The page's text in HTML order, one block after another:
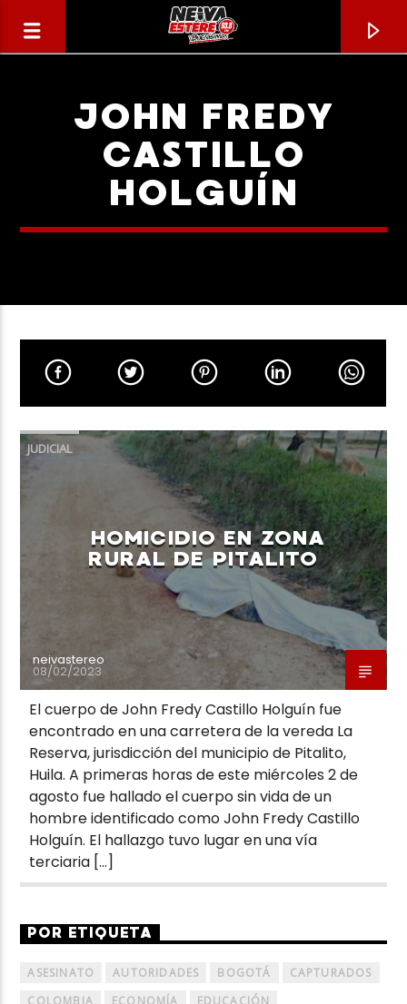
CANCIÓN ACTUAL
TÍTULO
Neiva Estereo
JOHN FREDY
CASTILLO
HOLGUÍN
JUDICIAL
HOMICIDIO EN ZONA
RURAL DE PITALITO
neivastereo
08/02/2023
El cuerpo de John Fredy Castillo Holguín fue
encontrado en una carretera de la vereda La
Reserva, jurisdicción del municipio de Pitalito,
Huila. A primeras horas de este miércoles 2 de
agosto fue hallado el cuerpo sin vida de un
hombre identificado como John Fredy Castillo
Holguín. El hallazgo tuvo lugar en una vía
terciaria […]
POR ETIQUETA
ASESINATO AUTORIDADES BOGOTÁ
CAPTURADOS